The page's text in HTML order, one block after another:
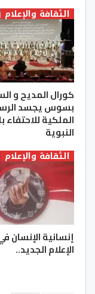
الثقافة والإعلام
كورال المديح و
بسوس يجسد
الملكية للاحتفاء
النبوية
الثقافة والإعلام
إنسانية الإنسان
الإعلام الجديد..